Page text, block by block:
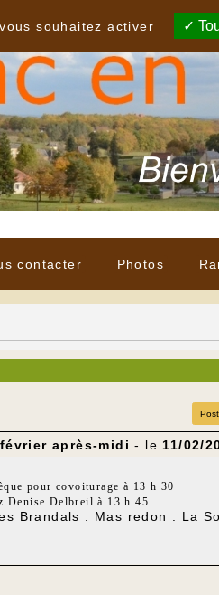
contacter Photos
après-midi - le 11/02/
pour covoiturage à 13 h 30
Denise Delbreil à 13 h 45.
Brandals . Mas redon . La
souhaitez activer